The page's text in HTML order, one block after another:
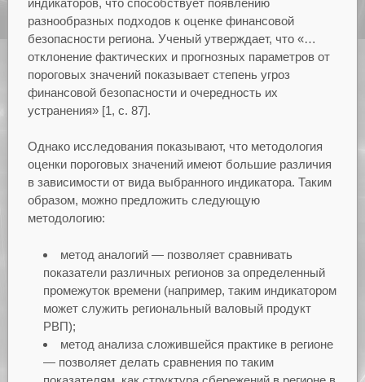
разнообразных подходов к оценке финансовой
безопасности региона. Ученый утверждает, что «…
отклонение фактических и прогнозных параметров от
пороговых значений показывает степень угроз
финансовой безопасности и очередность их
устранения» [1, с. 87].
Однако исследования показывают, что методология
оценки пороговых значений имеют большие различия
в зависимости от вида выбранного индикатора. Таким
образом, можно предложить следующую
методологию:
метод аналогий — позволяет сравнивать
показатели различных регионов за определенный
промежуток времени (например, таким индикатором
может служить региональный валовый продукт
РВП);
метод анализа сложившейся практике в регионе
— позволяет делать сравнения по таким